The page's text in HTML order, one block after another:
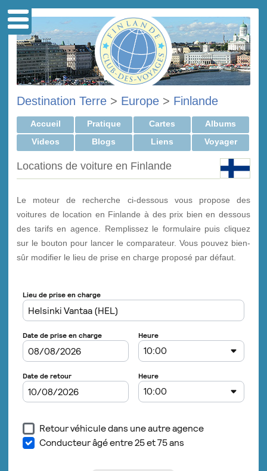
Destination Terre > Europe > Finlande
Accueil Pratique Cartes
Albums
Videos
Blogs Liens Voyager
Locations de voiture en Finlande
Le moteur de recherche ci-dessous vous propose des
voitures de location en Finlande à des prix bien en dessous
des tarifs en agence. Remplissez le formulaire puis cliquez
sur le bouton pour lancer le comparateur. Vous pouvez bien-
sûr modifier le lieu de prise en charge proposé par défaut.